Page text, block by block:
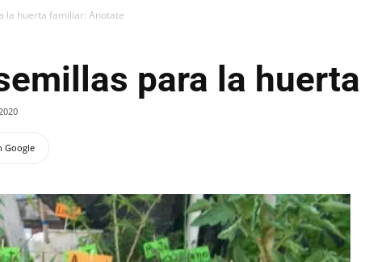
la huerta familiar: Anotate
para la
Google